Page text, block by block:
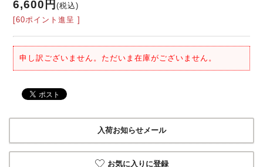
6,600円(税込)
[60ポイント進呈 ]
申し訳ございません。ただいま在庫がございません。
入荷お知らせメール
お気に入りに登録